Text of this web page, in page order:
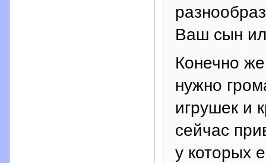
Ваш сын
Конечно
нужно
игрушек и
сейчас
у которых